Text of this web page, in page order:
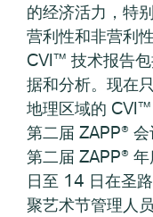
的经济活力，特
营利性和非营利
CVI™ 技术报告
据和分析。现在
地理区域的 CVI™
第二届 ZAPP®
第二届 ZAPP®
日至 14 日在圣
聚艺术节管理人